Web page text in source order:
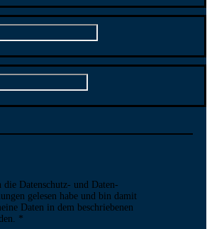
die Datenschutz- und Daten­
gelesen habe und bin damit
Daten in dem be­schriebenen